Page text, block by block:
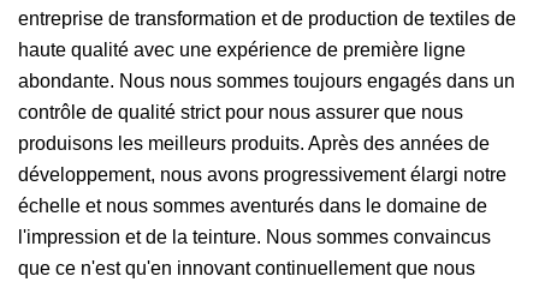
entreprise de transformation et de production de textiles de
haute qualité avec une expérience de première ligne
abondante. Nous nous sommes toujours engagés dans un
contrôle de qualité strict pour nous assurer que nous
produisons les meilleurs produits. Après des années de
développement, nous avons progressivement élargi notre
échelle et nous sommes aventurés dans le domaine de
l'impression et de la teinture. Nous sommes convaincus
que ce n'est qu'en innovant continuellement que nous